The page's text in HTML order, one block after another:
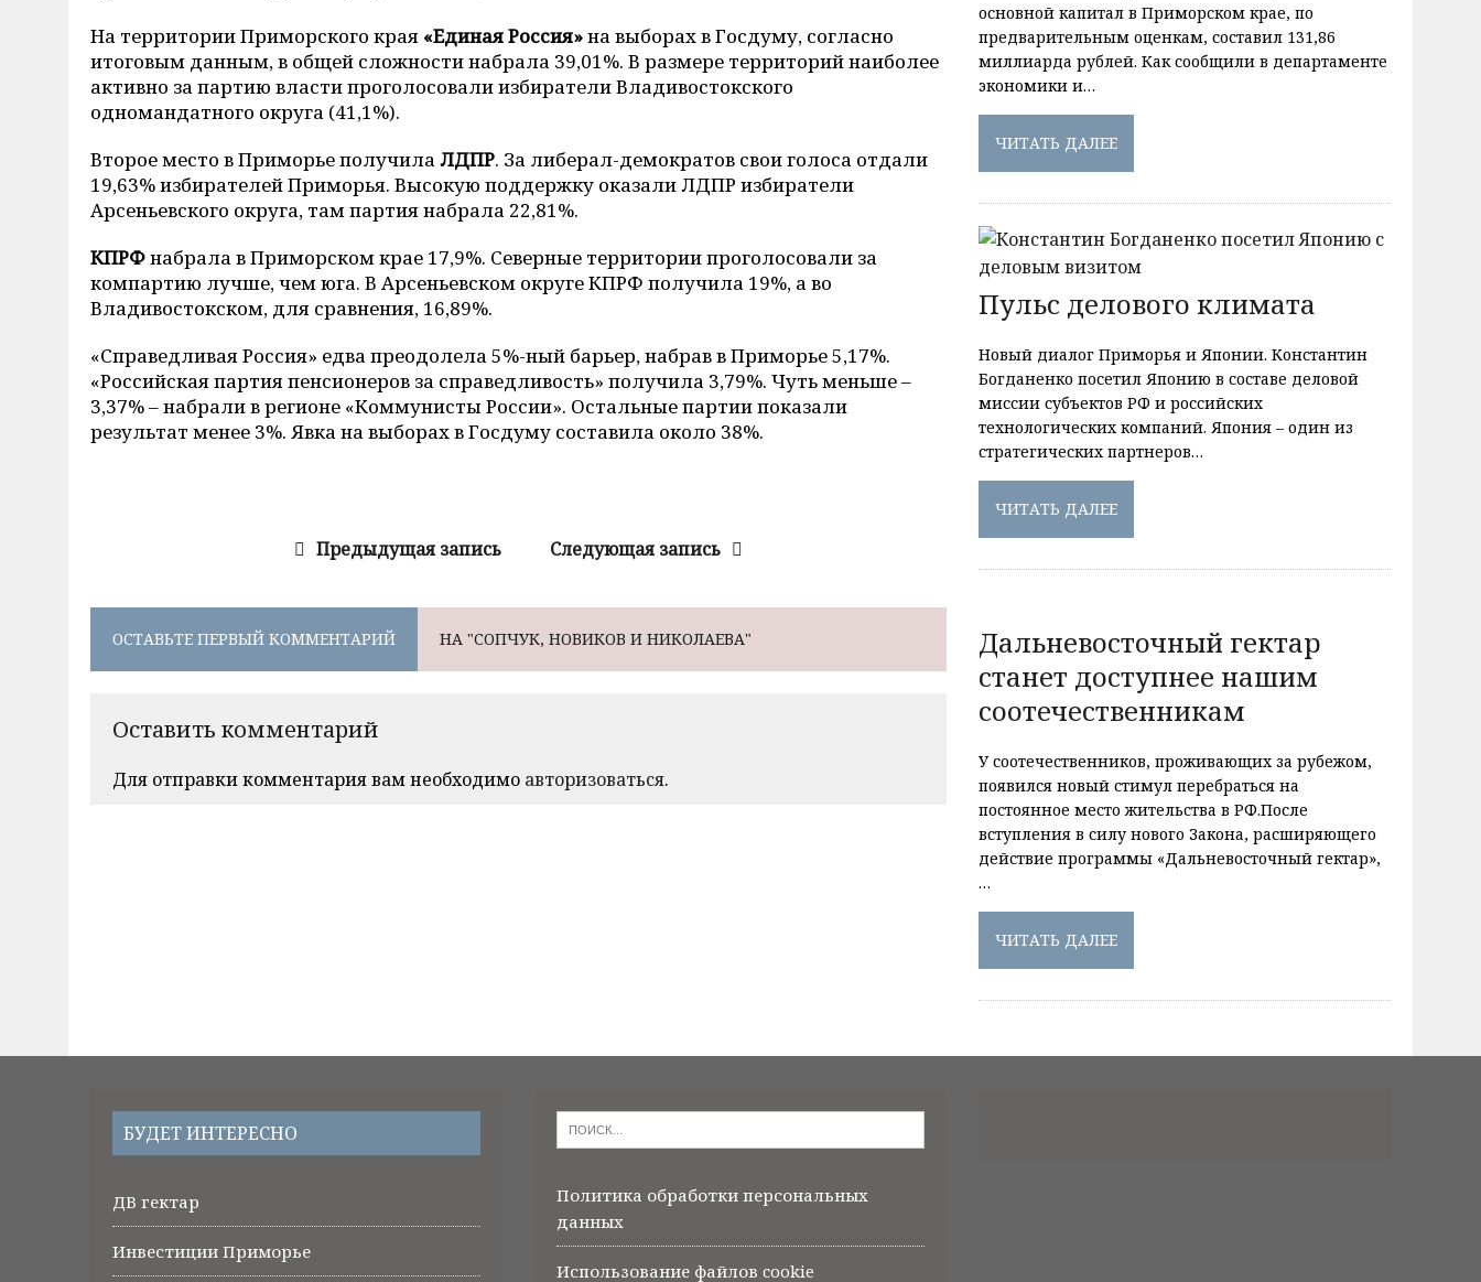
На территории Приморского края «Единая Россия»на выборах в Госдуму, согласно
итоговым данным, в общей сложности набрала 39,01%. В размере территорий наиболее
активно за партию власти проголосовали избиратели Владивостокского
одномандатного округа (41,1%).
Второе место в Приморье получила ЛДПР. За либерал-демократов свои голоса отдали
19,63% избирателей Приморья. Высокую поддержку оказали ЛДПР избиратели
Арсеньевского округа, там партия набрала 22,81%.
КПРФнабрала в Приморском крае 17,9%. Северные территории проголосовали за
компартию лучше, чем юга. В Арсеньевском округе КПРФ получила 19%, а во
Владивостокском, для сравнения, 16,89%.
«Справедливая Россия» едва преодолела 5%-ный барьер, набрав в Приморье 5,17%.
«Российская партия пенсионеров за справедливость» получила 3,79%. Чуть меньше –
3,37% – набрали в регионе «Коммунисты России». Остальные партии показали
результат менее 3%. Явка на выборах в Госдуму составила около 38%.
Предыдущая запись Следующая запись
ОСТАВЬТЕ ПЕРВЫЙ КОММЕНТАРИЙ НА "СОПЧУК, НОВИКОВ И НИКОЛАЕВА"
Оставить комментарий
Для отправки комментария вам необходимо авторизоваться.
основной капитал в Приморском крае, по
предварительным оценкам, составил 131,86
миллиарда рублей. Как сообщили в департаменте
экономики и…
ЧИТАТЬ ДАЛЕЕ
Пульс делового климата
Новый диалог Приморья и Японии. Константин
Богданенко посетил Японию в составе деловой
миссии субъектов РФ и российских
технологических компаний. Япония – один из
стратегических партнеров…
ЧИТАТЬ ДАЛЕЕ
Дальневосточный гектар
станет доступнее нашим
соотечественникам
У соотечественников, проживающих за рубежом,
появился новый стимул перебраться на
постоянное место жительства в РФ.После
вступления в силу нового Закона, расширяющего
действие программы «Дальневосточный гектар»,
…
ЧИТАТЬ ДАЛЕЕ
БУДЕТ ИНТЕРЕСНО
ДВ гектар
Инвестиции Приморье
Политика обработки персональных
данных
Использование файлов cookie